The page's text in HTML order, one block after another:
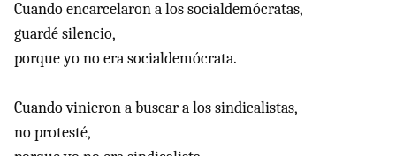
Cuando encarcelaron a los socialdemócratas,
guardé silencio,
porque yo no era socialdemócrata.
Cuando vinieron a buscar a los sindicalistas,
no protesté,